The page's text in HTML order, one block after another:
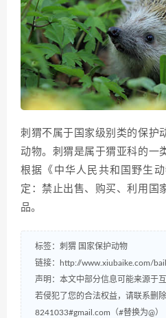
刺猬不属于国家级别类的保护
动物。刺猬是属于猬亚科的一
根据《中华人民共和国野生
定：禁止出售、购买、利用国
品。
标签： 刺猬 国家保护动物
链接：
http://www.xiubaike.com/
声明：本文中部分信息可能来源于
若侵犯了您的合法权益，请联系删除
8241033#gmail.com（#替换为@）